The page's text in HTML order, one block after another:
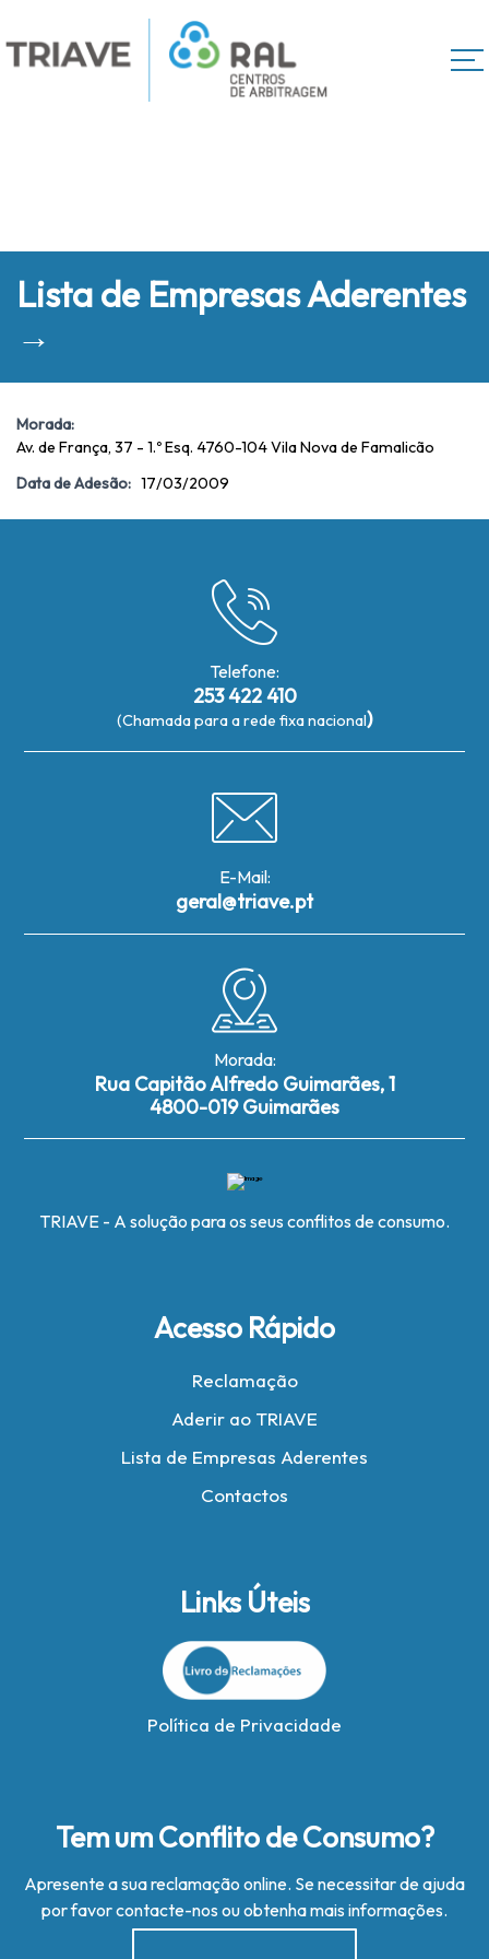
Lista de Empresas Aderentes
→
Morada:
Av. de França, 37 - 1.º Esq. 4760-104 Vila Nova de Famalicão
Data de Adesão: 17/03/2009
Telefone:
253 422 410
(Chamada para a rede fixa nacional)
E-Mail:
geral@triave.pt
Morada:
Rua Capitão Alfredo Guimarães, 1
4800-019 Guimarães
TRIAVE - A solução para os seus conflitos de consumo.
Acesso Rápido
Reclamação
Aderir ao TRIAVE
Lista de Empresas Aderentes
Contactos
Links Úteis
Política de Privacidade
Tem um Conflito de Consumo?
Apresente a sua reclamação online. Se necessitar de ajuda
por favor contacte-nos ou obtenha mais informações.